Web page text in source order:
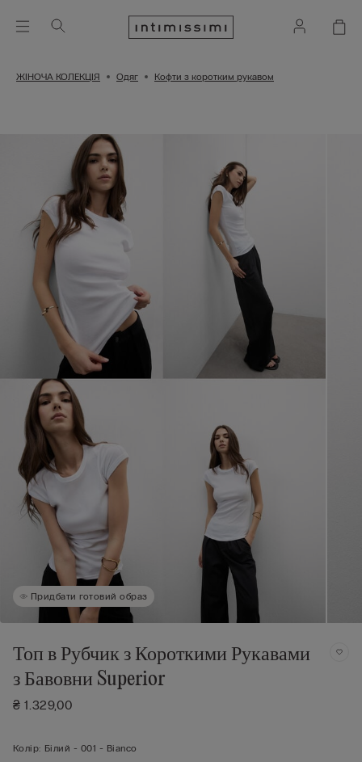
ЖІНОЧА КОЛЕКЦІЯ Одяг Кофти з коротким рукавом
Придбати готовий образ
Топ в Рубчик з Короткими Рукавами
з Бавовни Superior
₴ 1.329,00
Колір: Білий - 001 - Bianco